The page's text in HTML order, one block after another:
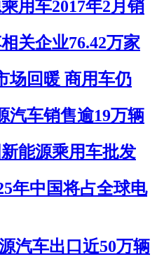
用车2017年2月销
关企业76.42万家
场回暖 商用车仍
汽车销售逾19万辆
能源乘用车批发
年中国将占全球电
汽车出口近50万辆